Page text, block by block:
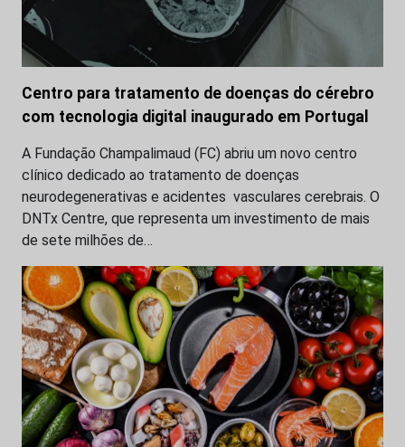
Centro para tratamento de doenças do cérebro
com tecnologia digital inaugurado em Portugal
A Fundação Champalimaud (FC) abriu um novo centro
clínico dedicado ao tratamento de doenças
neurodegenerativas e acidentes vasculares cerebrais. O
DNTx Centre, que representa um investimento de mais
de sete milhões de…